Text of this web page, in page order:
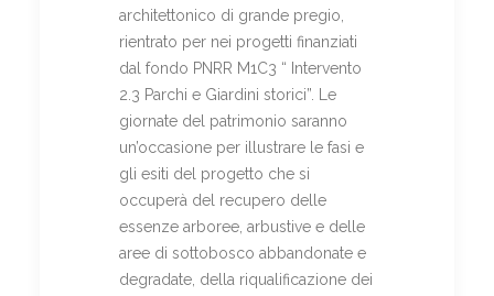
architettonico di grande pregio,
rientrato per nei progetti finanziati
dal fondo PNRR M1C3 “ Intervento
2.3 Parchi e Giardini storici”. Le
giornate del patrimonio saranno
un’occasione per illustrare le fasi e
gli esiti del progetto che si
occuperà del recupero delle
essenze arboree, arbustive e delle
aree di sottobosco abbandonate e
degradate, della riqualificazione dei